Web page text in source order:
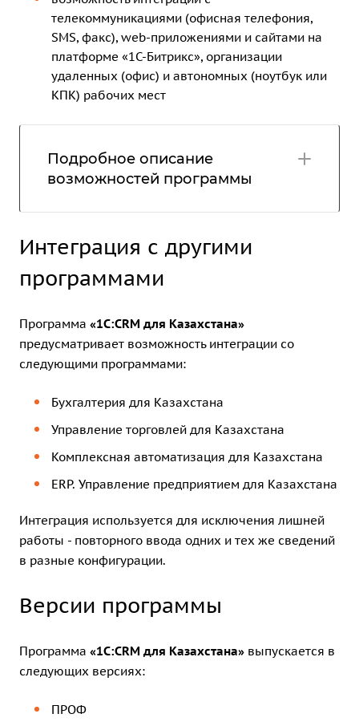
телекоммуникациями (офисная телефония,
SMS, факс), web-приложениями и сайтами на
платформе «1С-Битрикс», организации
удаленных (офис) и автономных (ноутбук или
КПК) рабочих мест
Подробное описание
возможностей программы
Интеграция с другими
программами
Программа «1С:CRM для Казахстана»
предусматривает возможность интеграции со
следующими программами:
Бухгалтерия для Казахстана
Управление торговлей для Казахстана
Комплексная автоматизация для Казахстана
ERP. Управление предприятием для Казахстана
Интеграция используется для исключения лишней
работы - повторного ввода одних и тех же сведений
в разные конфигурации.
Версии программы
Программа «1С:CRM для Казахстана» выпускается в
следующих версиях:
ПРОФ